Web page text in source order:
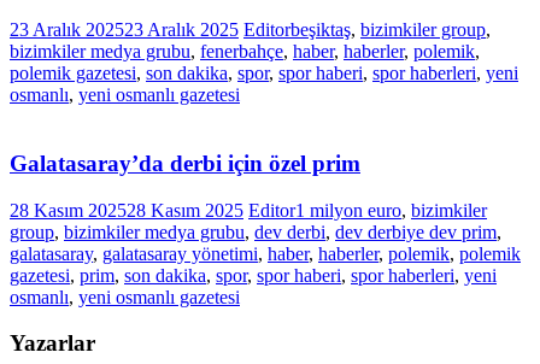
23 Aralık 202523 Aralık 2025 Editorbeşiktaş, bizimkiler group,
bizimkiler medya grubu, fenerbahçe, haber, haberler, polemik,
polemik gazetesi, son dakika, spor, spor haberi, spor haberleri, yeni
osmanlı, yeni osmanlı gazetesi
Galatasaray’da derbi için özel prim
28 Kasım 202528 Kasım 2025 Editor1 milyon euro, bizimkiler
group, bizimkiler medya grubu, dev derbi, dev derbiye dev prim,
galatasaray, galatasaray yönetimi, haber, haberler, polemik, polemik
gazetesi, prim, son dakika, spor, spor haberi, spor haberleri, yeni
osmanlı, yeni osmanlı gazetesi
Yazarlar